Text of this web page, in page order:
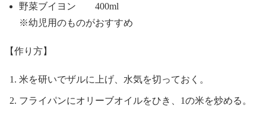
野菜ブイヨン 400ml
※幼児用のものがおすすめ
【作り方】
米を研いでザルに上げ、水気を切っておく。
フライパンにオリーブオイルをひき、1の米を炒める。